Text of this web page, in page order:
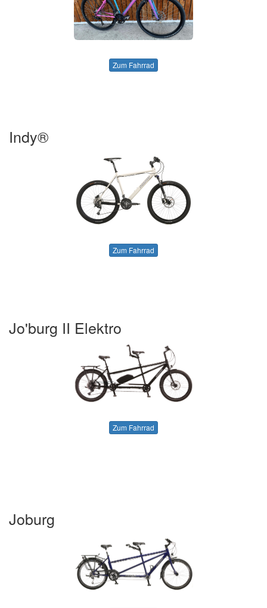
Zum Fahrrad
Indy®
Zum Fahrrad
Jo'burg II Elektro
Zum Fahrrad
Joburg